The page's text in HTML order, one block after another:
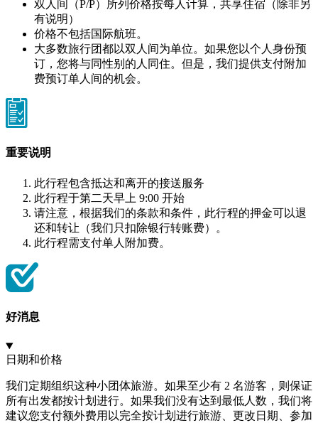
双人间（P/P）所列价格按每人计算，共享住宿（除非另
有说明）
价格不包括国际航班。
大多数旅行团都以双人间为单位。如果您以个人身份预
订，您将与同性别的人同住。但是，我们提供支付附加
费预订单人间的机会。
重要说明
此行程包含抵达和离开的接送服务
此行程于第二天早上 9:00 开始
请注意，根据我们的条款和条件，此行程的押金可以退
还和转让（我们只扣除银行转账费）。
此行程需支付单人附加费。
好消息
日期和价格
我们定期组织这种小团体旅游。如果至少有 2 名游客，则保证
所有出发都按计划进行。如果我们没有达到最低人数，我们将
建议您支付额外费用以完全按计划进行旅游、更改日期、参加